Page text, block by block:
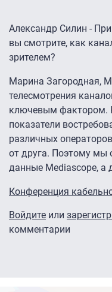
Александр Силин -
вы смотрите, как
зрителем?
Марина Загородная,
телесмотрения
ключевым фактором.
показатели
различных
от друга. Поэтому мы
данные Mediascope, а
Конференция
Войдите или
комментарии